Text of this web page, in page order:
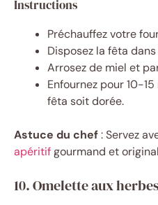
Instructions
Préchauffez votre
Disposez la fêta
Arrosez de miel et
Enfournez pour 10-
fêta soit dorée.
Astuce du chef: Servez
apéritifgourmand et
10. Omelette aux